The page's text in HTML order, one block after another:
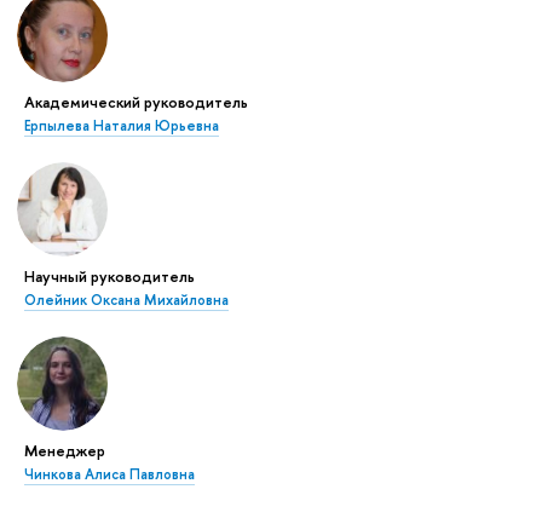
Академический руководитель
Ерпылева Наталия Юрьевна
Научный руководитель
Олейник Оксана Михайловна
Менеджер
Чинкова Алиса Павловна